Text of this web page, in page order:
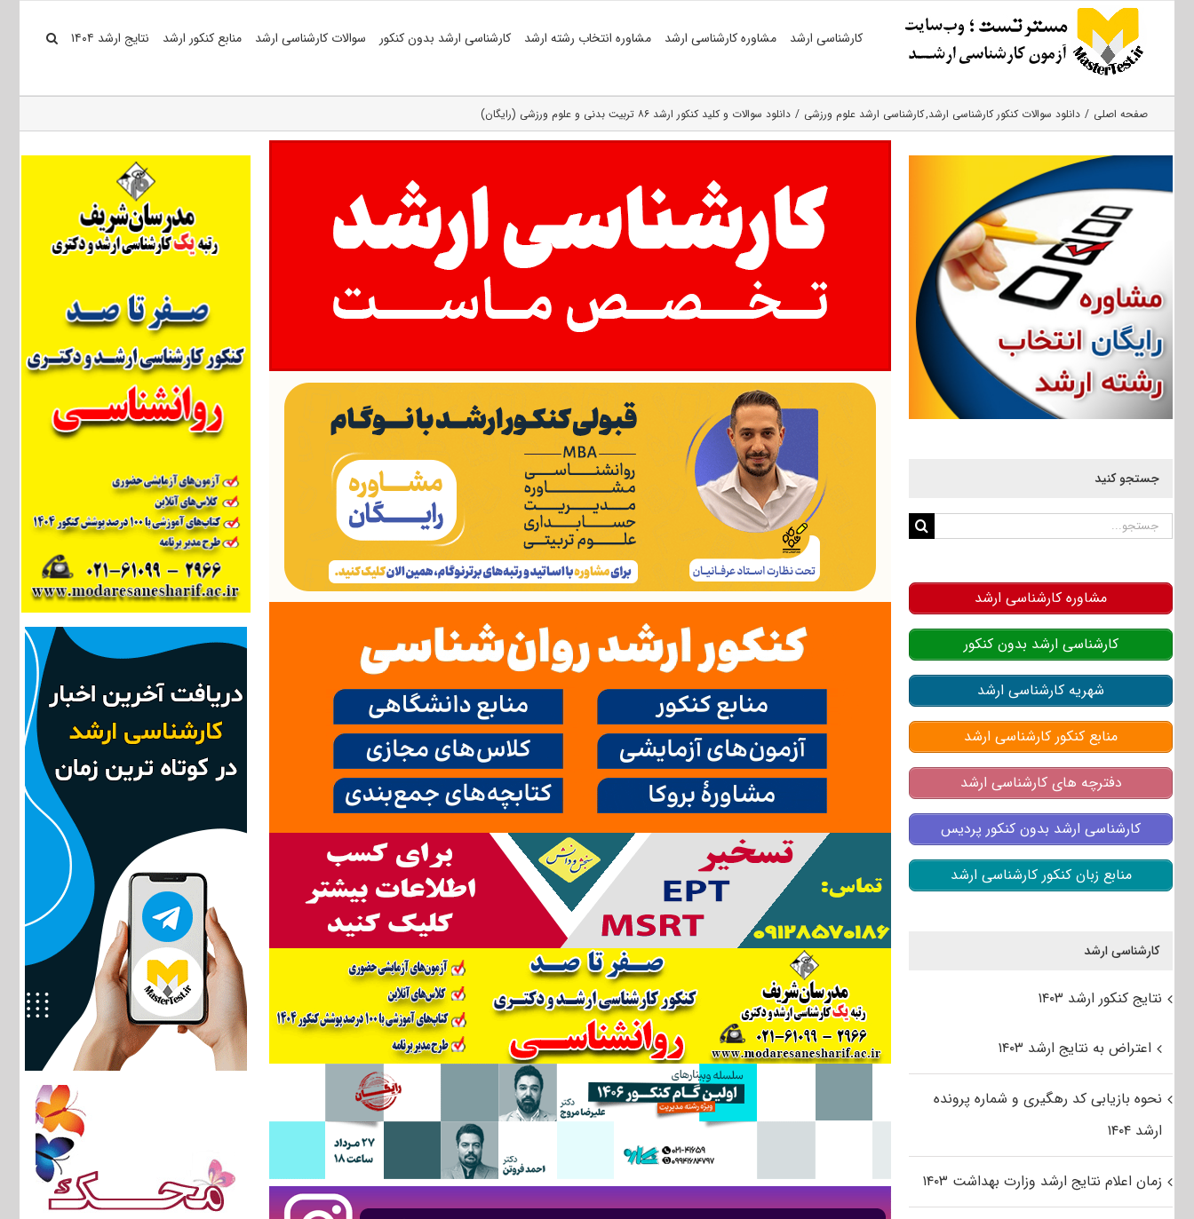
کارشناسی ارشد مشاوره کارشناسی ارشد مشاوره انتخاب رشته ارشد کارشناسی ارشد بدون کنکور سوالات کارشناسی ارشد منابع کنکور ارشد نتایج ارشد ۱۴۰۴
صفحه اصلی دانلود سوالات کنکور کارشناسی ارشد کارشناسی ارشد علوم ورزشی دانلود سوالات و کلید کنکور ارشد ۸۶ تربیت بدنی و علوم ورزشی (رایگان)
جستجو کنید
جستجو
مشاوره کارشناسی ارشد
کارشناسی ارشد بدون کنکور
شهریه کارشناسی ارشد
منابع کنکور کارشناسی ارشد
دفترچه های کارشناسی ارشد
کارشناسی ارشد بدون کنکور پردیس
منابع زبان کنکور کارشناسی ارشد
کارشناسی ارشد
نتایج کنکور ارشد ۱۴۰۳
اعتراض به نتایج ارشد ۱۴۰۳
نحوه بازیابی کد رهگیری و شماره پرونده
ارشد ۱۴۰۴
زمان اعلام نتایج ارشد وزارت بهداشت ۱۴۰۳